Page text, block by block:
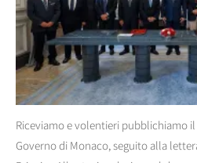
Riceviamo e volentieri pubblichiamo
Governo di Monaco, seguito alla